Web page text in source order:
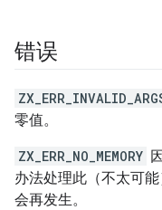
错误
零值。
ZX_ERR_NO_MEMORY
办法处理此（不太可
会再发生。